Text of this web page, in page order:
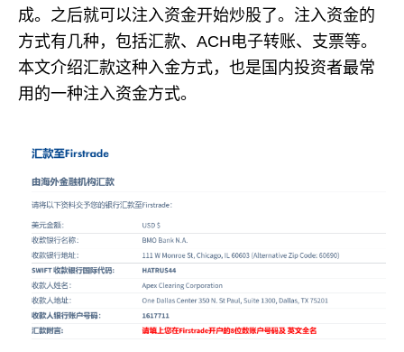
成。之后就可以注入资金开始炒股了。注入资金的
方式有几种，包括汇款、ACH电子转账、支票等。
本文介绍汇款这种入金方式，也是国内投资者最常
用的一种注入资金方式。